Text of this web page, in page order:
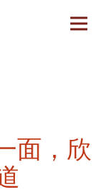
切换
面，欣